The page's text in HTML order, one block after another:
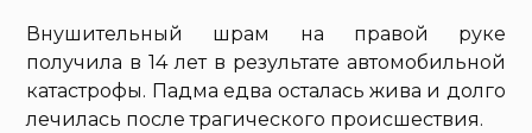
Внушительный шрам на правой руке
получила в 14 лет в результате автомобильной
катастрофы. Падма едва осталась жива и долго
лечилась после трагического происшествия.